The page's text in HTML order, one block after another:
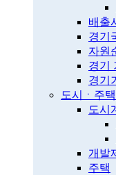
배출
경기
자원
경기
경기
도시ㆍ주
도시
개발
주택